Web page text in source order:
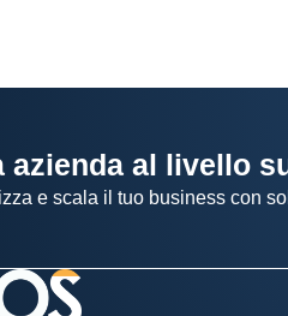
azienda al livello
e scala il tuo business con